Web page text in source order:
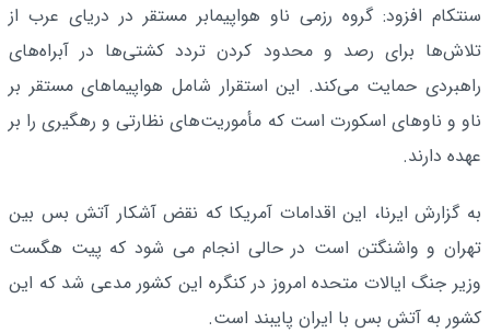
سنتکام افزود: گروه رزمی ناو هواپیمابر مستقر در دریای عرب از
تلاش‌ها برای رصد و محدود کردن تردد کشتی‌ها در آبراه‌های
راهبردی حمایت می‌کند. این استقرار شامل هواپیماهای مستقر بر
ناو و ناوهای اسکورت است که مأموریت‌های نظارتی و رهگیری را بر
عهده دارند.
به گزارش ایرنا، این اقدامات آمریکا که نقض آشکار آتش بس بین
تهران و واشنگتن است در حالی انجام می شود که پیت هگست
وزیر جنگ ایالات متحده امروز در کنگره این کشور مدعی شد که این
کشور به آتش بس با ایران پایبند است.